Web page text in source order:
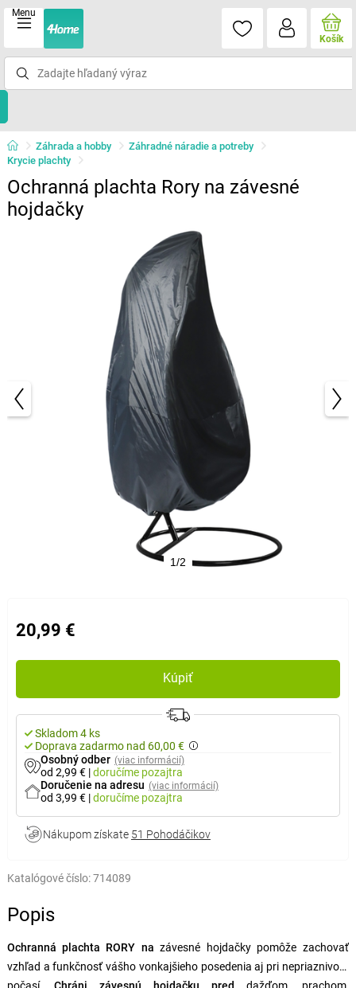
Menu
Košík
Záhrada a hobby
Záhradné náradie a potreby
Krycie plachty
Ochranná plachta Rory na závesné
hojdačky
1/2
20,99 €
Kúpiť
Skladom 4 ks
Doprava zadarmo nad 60,00 €
Osobný odber (viac informácií)
od 2,99 € |doručíme pozajtra
Doručenie na adresu (viac informácií)
od 3,99 € |doručíme pozajtra
Nákupom získate 51 Pohodáčikov
Katalógové číslo:714089
Popis
Ochranná plachta RORY na závesné hojdačky pomôže zachovať
vzhľad a funkčnosť vášho vonkajšieho posedenia aj pri nepriaznivom